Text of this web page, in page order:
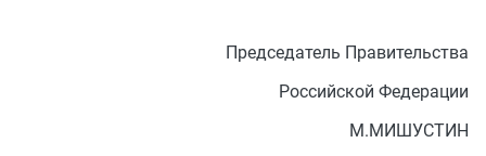
Председатель Правительства
Российской Федерации
М.МИШУСТИН